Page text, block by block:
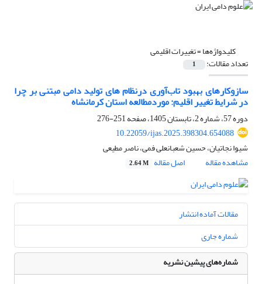
کلیدواژه‌ها =تغییرات اقلیمی
تعداد مقالات: 1
سازوکارهای بهبود تاب‌آوری درنظام های تولید دامی مبتنی بر چرا
در شرایط تغییر اقلیم: موردمطالعه استان کرمانشاه
دوره 57، شماره 2، تابستان 1405، صفحه
251-276
10.22059/ijas.2025.398304.654088
شیوا نجاتیان، حسین شعبانعلی فمی، ناصر مطیعی
مشاهده مقاله
اصل مقاله 2.64 M
مقالات آماده انتشار
شماره جاری
شماره‌های پیشین نشریه